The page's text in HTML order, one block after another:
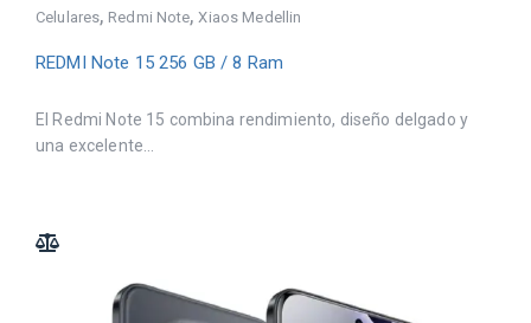
Celulares, Redmi Note,Xiaos Medellin
REDMI Note 15 256 GB / 8 Ram
El Redmi Note 15 combina rendimiento, diseño delgado y
una excelente...